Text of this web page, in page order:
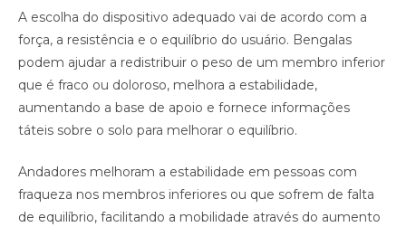
A escolha do dispositivo adequado vai de acordo com a
força, a resistência e o equilíbrio do usuário. Bengalas
podem ajudar a redistribuir o peso de um membro inferior
que é fraco ou doloroso, melhora a estabilidade,
aumentando a base de apoio e fornece informações
táteis sobre o solo para melhorar o equilíbrio.
Andadores melhoram a estabilidade em pessoas com
fraqueza nos membros inferiores ou que sofrem de falta
de equilíbrio, facilitando a mobilidade através do aumento